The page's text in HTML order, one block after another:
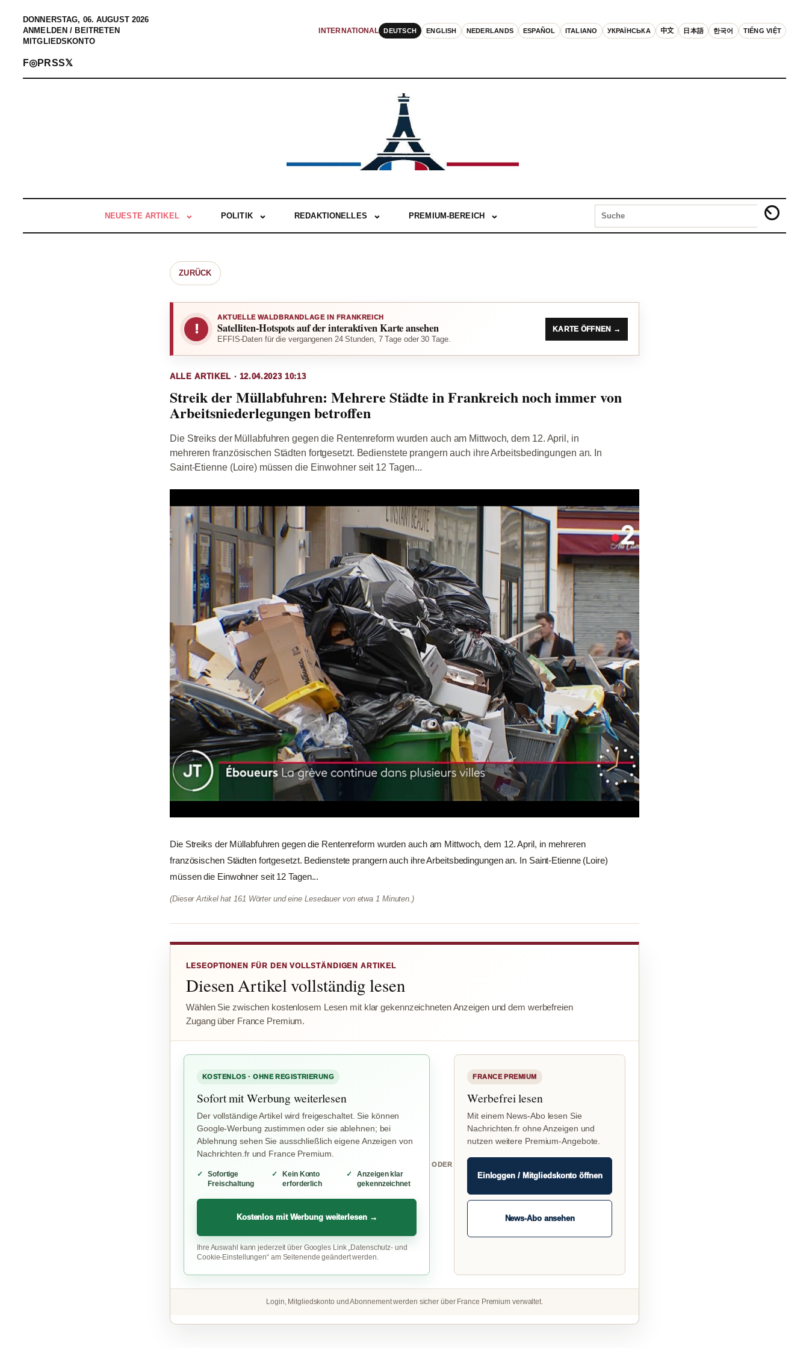
DONNERSTAG, 06. AUGUST 2026
ANMELDEN / BEITRETEN
MITGLIEDSKONTO
INTERNATIONAL DEUTSCH ENGLISH NEDERLANDS ESPAÑOL ITALIANO УКРАЇНСЬКА 中文 日本語 한국어 TIẾNG VIỆT
F◎PRSS𝕏
NEUESTE ARTIKEL POLITIK REDAKTIONELLES PREMIUM-BEREICH
ZURÜCK
!
AKTUELLE WALDBRANDLAGE IN FRANKREICH
Satelliten-Hotspots auf der interaktiven Karte ansehen
EFFIS-Daten für die vergangenen 24 Stunden, 7 Tage oder 30 Tage.
KARTE ÖFFNEN →
ALLE ARTIKEL · 12.04.2023 10:13
Streik der Müllabfuhren: Mehrere Städte in Frankreich noch immer von
Arbeitsniederlegungen betroffen
Die Streiks der Müllabfuhren gegen die Rentenreform wurden auch am Mittwoch, dem 12. April, in
mehreren französischen Städten fortgesetzt. Bedienstete prangern auch ihre Arbeitsbedingungen an. In
Saint-Etienne (Loire) müssen die Einwohner seit 12 Tagen...
Die Streiks der Müllabfuhren gegen die Rentenreform wurden auch am Mittwoch, dem 12. April, in mehreren
französischen Städten fortgesetzt. Bedienstete prangern auch ihre Arbeitsbedingungen an. In Saint-Etienne (Loire)
müssen die Einwohner seit 12 Tagen...
(Dieser Artikel hat 161 Wörter und eine Lesedauer von etwa 1 Minuten.)
LESEOPTIONEN FÜR DEN VOLLSTÄNDIGEN ARTIKEL
Diesen Artikel vollständig lesen
Wählen Sie zwischen kostenlosem Lesen mit klar gekennzeichneten Anzeigen und dem werbefreien
Zugang über France Premium.
KOSTENLOS · OHNE REGISTRIERUNG
Sofort mit Werbung weiterlesen
Der vollständige Artikel wird freigeschaltet. Sie können
Google-Werbung zustimmen oder sie ablehnen; bei
Ablehnung sehen Sie ausschließlich eigene Anzeigen von
Nachrichten.fr und France Premium.
Sofortige
Freischaltung
Kein Konto
erforderlich
Anzeigen klar
gekennzeichnet
Kostenlos mit Werbung weiterlesen →
Ihre Auswahl kann jederzeit über Googles Link „Datenschutz- und
Cookie-Einstellungen“ am Seitenende geändert werden.
ODER
FRANCE PREMIUM
Werbefrei lesen
Mit einem News-Abo lesen Sie
Nachrichten.fr ohne Anzeigen und
nutzen weitere Premium-Angebote.
Einloggen / Mitgliedskonto öffnen
News-Abo ansehen
Login, Mitgliedskonto und Abonnement werden sicher über France Premium verwaltet.